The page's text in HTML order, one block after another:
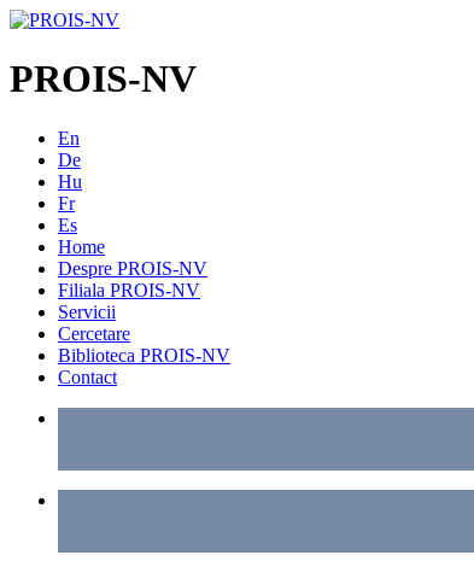
PROIS-NV
En
De
Hu
Fr
Es
Home
Despre PROIS-NV
Filiala PROIS-NV
Servicii
Cercetare
Biblioteca PROIS-NV
Contact